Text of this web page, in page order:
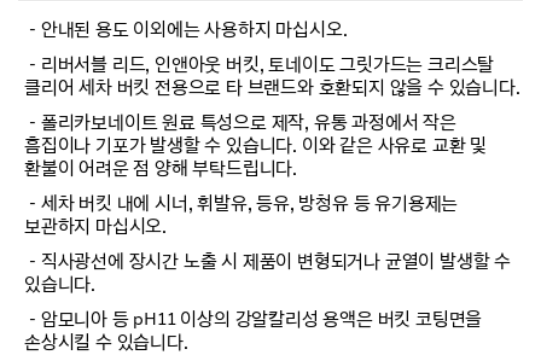
－안내된 용도 이외에는 사용하지 마십시오.
－리버서블 리드, 인앤아웃 버킷, 토네이도 그릿가드는 크리스탈
클리어 세차 버킷 전용으로 타 브랜드와 호환되지 않을 수 있습니다.
－폴리카보네이트 원료 특성으로 제작, 유통 과정에서 작은
흠집이나 기포가 발생할 수 있습니다. 이와 같은 사유로 교환 및
환불이 어려운 점 양해 부탁드립니다.
－세차 버킷 내에 시너, 휘발유, 등유, 방청유 등 유기용제는
보관하지 마십시오.
－직사광선에 장시간 노출 시 제품이 변형되거나 균열이 발생할 수
있습니다.
－암모니아 등 pH11 이상의 강알칼리성 용액은 버킷 코팅면을
손상시킬 수 있습니다.